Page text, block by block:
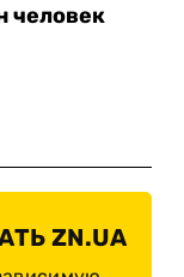
человек
ZN.UA